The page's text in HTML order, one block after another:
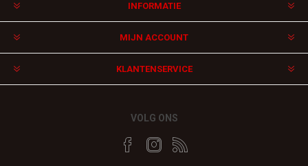
INFORMATIE
MIJN ACCOUNT
KLANTENSERVICE
VOLG ONS